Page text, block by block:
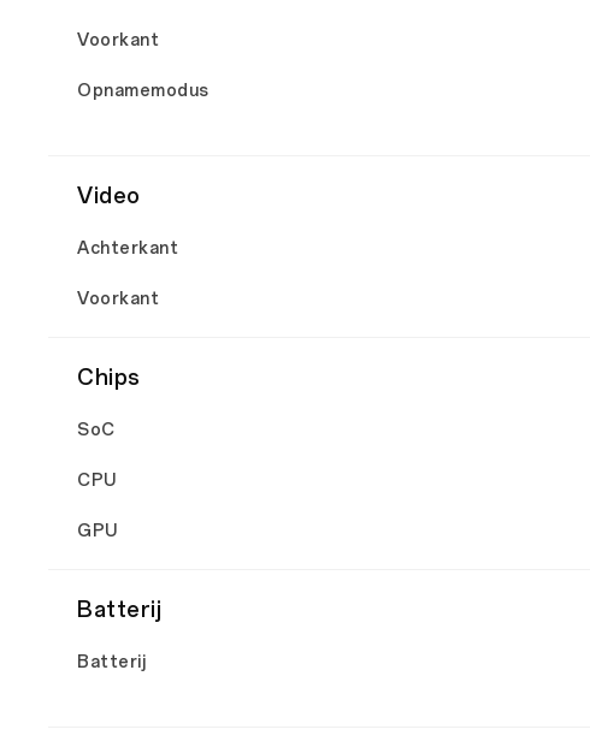
Voorkant
Opnamemodus
Video
Achterkant
Voorkant
Chips
SoC
CPU
GPU
Batterij
Batterij